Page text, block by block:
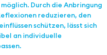
Durch die Anbringung
reduzieren, den
schützen, lässt sich
an individuelle